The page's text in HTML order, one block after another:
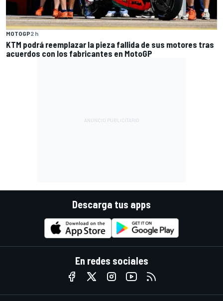
MOTOGP2 h
KTM podrá reemplazar la pieza fallida de sus motores tras
acuerdos con los fabricantes en MotoGP
Descarga tus apps
En redes sociales